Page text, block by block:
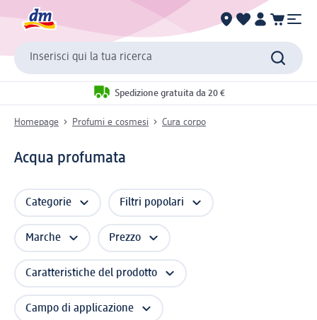
Inserisci qui la tua ricerca
Spedizione gratuita da 20 €
Homepage Profumi e cosmesi Cura corpo
Acqua profumata
Categorie Filtri popolari
Marche Prezzo
Caratteristiche del prodotto
Campo di applicazione